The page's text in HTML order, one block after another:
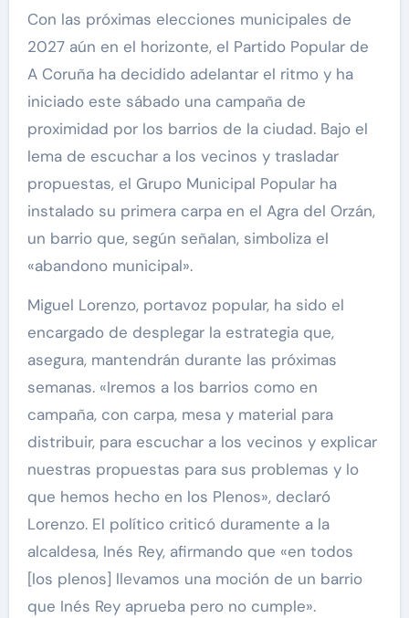
Con las próximas elecciones municipales de
2027 aún en el horizonte, el Partido Popular de
A Coruña ha decidido adelantar el ritmo y ha
iniciado este sábado una campaña de
proximidad por los barrios de la ciudad. Bajo el
lema de escuchar a los vecinos y trasladar
propuestas, el Grupo Municipal Popular ha
instalado su primera carpa en el Agra del Orzán,
un barrio que, según señalan, simboliza el
«abandono municipal».
Miguel Lorenzo, portavoz popular, ha sido el
encargado de desplegar la estrategia que,
asegura, mantendrán durante las próximas
semanas. «Iremos a los barrios como en
campaña, con carpa, mesa y material para
distribuir, para escuchar a los vecinos y explicar
nuestras propuestas para sus problemas y lo
que hemos hecho en los Plenos», declaró
Lorenzo. El político criticó duramente a la
alcaldesa, Inés Rey, afirmando que «en todos
[los plenos] llevamos una moción de un barrio
que Inés Rey aprueba pero no cumple».